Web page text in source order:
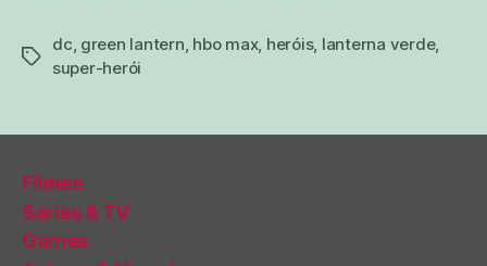
tags
dc green lantern hbo max, heróis, lanterna verde,
super-herói
Filmes
Séries & TV
Games